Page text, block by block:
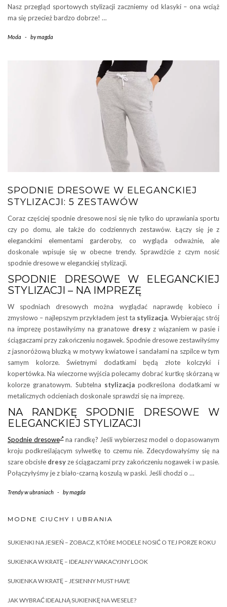
Nasz przegląd sportowych stylizacji zaczniemy od klasyki – ona wciąż
ma się przecież bardzo dobrze! …
Moda - bymagda
SPODNIE DRESOWE W ELEGANCKIEJ
STYLIZACJI: 5 ZESTAWÓW
Coraz częściej spodnie dresowe nosi się nie tylko do uprawiania sportu
czy po domu, ale także do codziennych zestawów. Łączy się je z
eleganckimi elementami garderoby, co wygląda odważnie, ale
doskonale wpisuje się w obecne trendy. Sprawdźcie z czym nosić
spodnie dresowe w eleganckiej stylizacji.
SPODNIE DRESOWE W ELEGANCKIEJ
STYLIZACJI – NA IMPREZĘ
W spodniach dresowych można wyglądać naprawdę kobieco i
zmysłowo – najlepszym przykładem jest ta stylizacja. Wybierając strój
na imprezę postawiłyśmy na granatowe dresyz wiązaniem w pasie i
ściągaczami przy zakończeniu nogawek. Spodnie dresowe zestawiłyśmy
z jasnoróżową bluzką w motywy kwiatowe i sandałami na szpilce w tym
samym kolorze. Świetnymi dodatkami będą złote kolczyki i
kopertówka. Na wieczorne wyjścia polecamy dobrać kurtkę skórzaną w
kolorze granatowym. Subtelna stylizacja podkreślona dodatkami w
metalicznych odcieniach doskonale sprawdzi się na imprezę.
NA RANDKĘ SPODNIE DRESOWE W
ELEGANCKIEJ STYLIZACJI
Spodnie dresowe na randkę? Jeśli wybierzesz model o dopasowanym
kroju podkreślającym sylwetkę to czemu nie. Zdecydowałyśmy się na
szare obcisłe dresyze ściągaczami przy zakończeniu nogawek i w pasie.
Połączyłyśmy je z biało-czarną koszulą w paski. Jeśli chodzi o …
Trendy w ubraniach - bymagda
MODNE CIUCHY I UBRANIA
SUKIENKI NA JESIEŃ – ZOBACZ, KTÓRE MODELE NOSIĆ O TEJ PORZE ROKU
SUKIENKA W KRATĘ – IDEALNY WAKACYJNY LOOK
SUKIENKA W KRATĘ – JESIENNY MUST HAVE
JAK WYBRAĆ IDEALNĄ SUKIENKĘ NA WESELE?